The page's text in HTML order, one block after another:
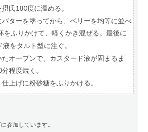
氏180度に温める。
バターを塗ってから、ベリーを均等に並べ
をふりかけて、軽くかき混ぜる。最後に
をタルト型に注ぐ。
オーブンで、カスタード液が固まるま
程度焼く。
上げに粉砂糖をふりかける。
参加しています。